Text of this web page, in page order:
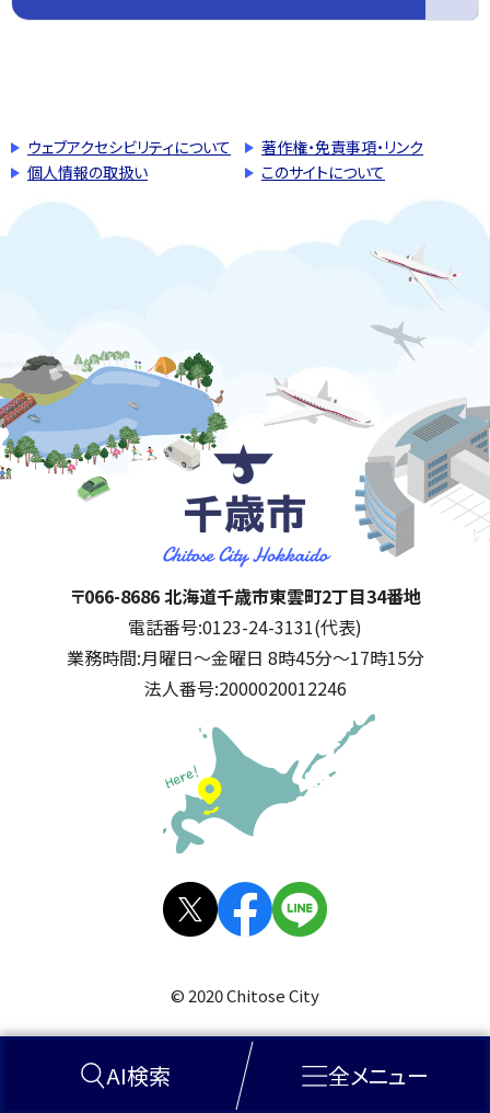
AI検索 全メニュー
ウェブアクセシビリティについて
著作権・免責事項・リンク
個人情報の取扱い
このサイトについて
千歳市
住所:
〒066-8686 北海道千歳市東雲町2丁目34番地
電話番号:0123-24-3131(代表)
業務時間:月曜日～金曜日 8時45分～17時15分
法人番号:2000020012246
公式SNS
© 2020 Chitose City